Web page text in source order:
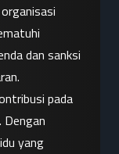
dan sanksi
. Dengan
yang